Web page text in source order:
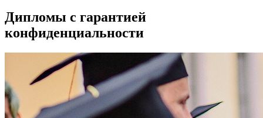
Дипломы с гарантией
конфиденциальности